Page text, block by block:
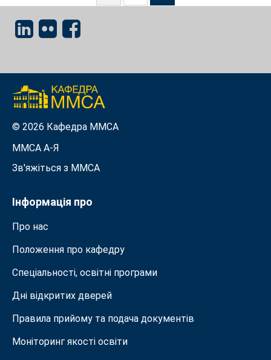
© 2026 Кафедра ММСА
ММСА A-Я
Зв'яжіться з MMСА
Інформація про
Про нас
Положення про кафедру
Спеціальності, освітні програми
Дні відкритих дверей
Правила прийому та подача документiв
Моніторинг якості освіти